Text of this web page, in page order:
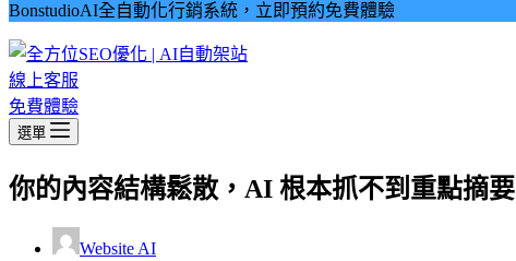
BonstudioAI全自動化行銷系統，立即預約免費體驗
線上客服
免費體驗
選單
你的內容結構鬆散，AI 根本抓不到重點摘要
Website AI